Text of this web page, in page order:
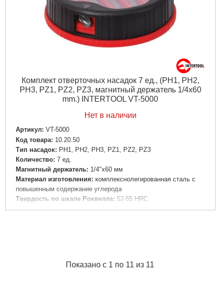
Комплект отверточных насадок 7 ед., (PH1, PH2,
PH3, PZ1, PZ2, PZ3, магнитный держатель 1/4x60
mm.) INTERTOOL VT-5000
Нет в наличии
Артикул: VT-5000
Код товара: 10.20.50
Тип насадок: PH1, PH2, PH3, PZ1, PZ2, PZ3
Количество: 7 ед.
Магнитный держатель: 1/4"x60 мм
Материал изготовления: комплекснолегированная сталь с
повышенным содержание углерода
Твердость по шкале Роквелла: 52-55 HRC
Вес: 0,110 кг
Показано с 1 по 11 из 11